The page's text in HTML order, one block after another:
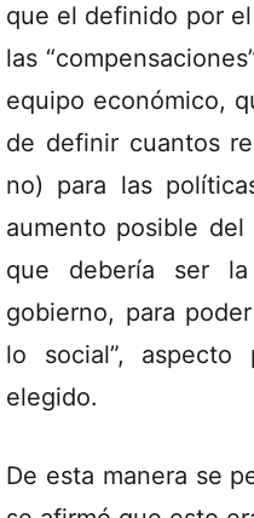
que el definido por
las
equipo económico,
de definir cuantos
no) para las
aumento posible
que debería ser
gobierno, para
lo social”,
elegido.
De esta manera se